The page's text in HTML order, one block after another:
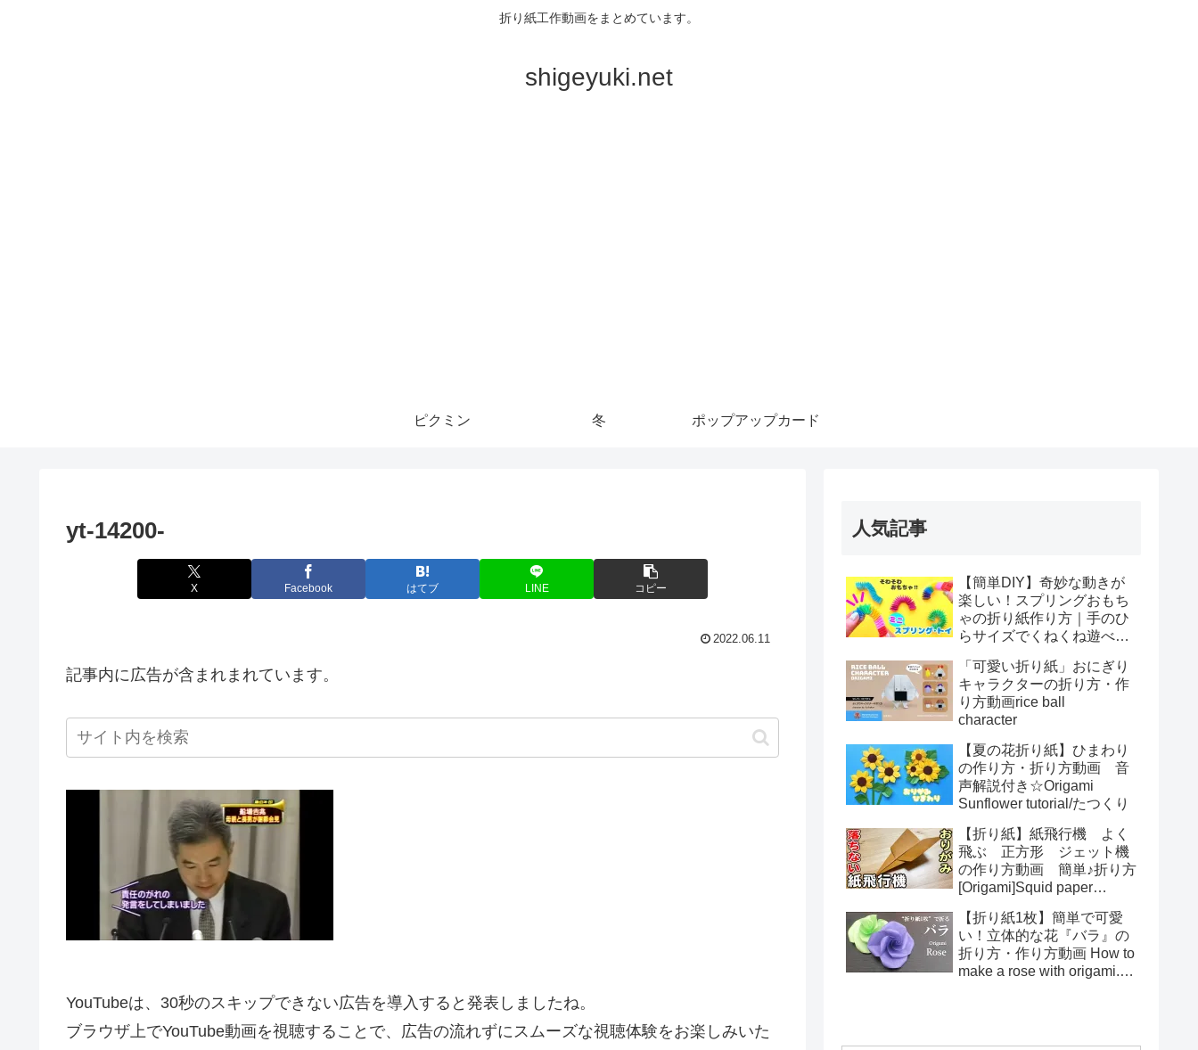
折り紙工作動画をまとめています。
shigeyuki.net
ピクミン 冬 ポップアップカード
yt-14200-
X Facebook はてブ LINE コピー
2022.06.11
記事内に広告が含まれまれています。
YouTubeは、30秒のスキップできない広告を導入すると発表しましたね。
ブラウザ上でYouTube動画を視聴することで、広告の流れずにスムーズな視聴体験をお楽しみいた
人気記事
【簡単DIY】奇妙な動きが
楽しい！スプリングおもち
ゃの折り紙作り方｜手のひ
らサイズでくねくね遊べ
toys Origami
「可愛い折り紙」おにぎり
キャラクターの折り方・作
り方動画rice ball
character
【夏の花折り紙】ひまわり
の作り方・折り方動画 音
声解説付き☆Origami
Sunflower tutorial/たつくり
【折り紙】紙飛行機 よく
飛ぶ 正方形 ジェット機
の作り方動画 簡単♪折り方
[Origami]Squid paper
【折り紙1枚】簡単で可愛
い！立体的な花『バラ』の
折り方・作り方動画 How to
make a rose with origami.It's